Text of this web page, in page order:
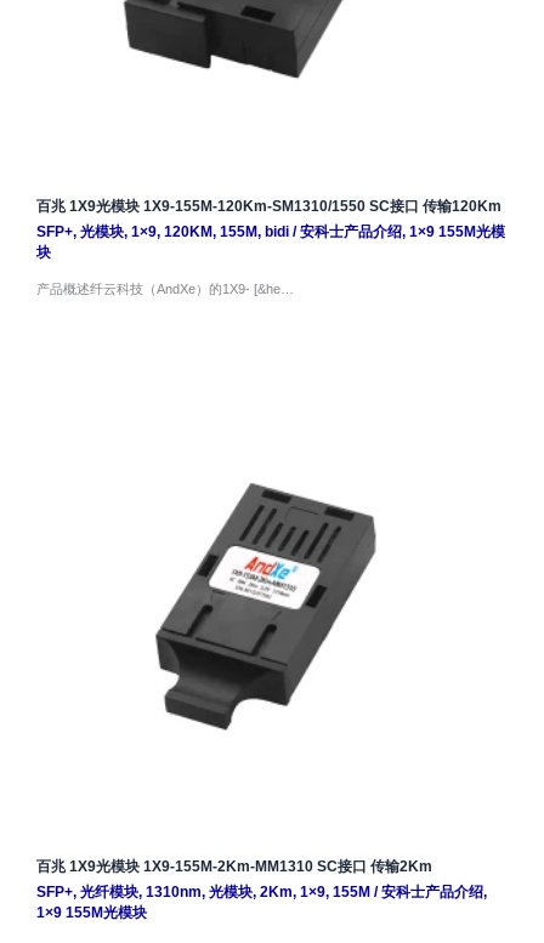
百兆 1X9光模块 1X9-155M-120Km-SM1310/1550 SC接口 传输120Km
SFP+, 光模块, 1×9, 120KM, 155M, bidi/安科士产品介绍, 1×9 155M光模
块
产品概述纤云科技（AndXe）的1X9- [&he…
百兆 1X9光模块 1X9-155M-2Km-MM1310 SC接口 传输2Km
SFP+, 光纤模块, 1310nm, 光模块, 2Km, 1×9, 155M /安科士产品介绍,
1×9 155M光模块